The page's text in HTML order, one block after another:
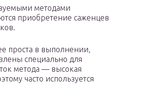
методами
приобретение саженцев
проста в выполнении,
специально для
метода — высокая
часто используется